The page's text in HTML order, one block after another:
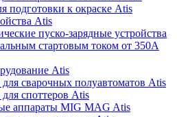
подготовки к окраске Atis
Atis
пуско-зарядные устройства
стартовым током от 350А
Atis
для сварочных полуавтоматов Atis
для споттеров Atis
аппараты MIG MAG Atis